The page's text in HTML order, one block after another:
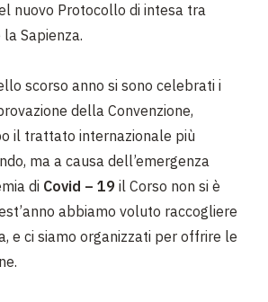
nuovo Protocollo di intesa tra
la Sapienza.
scorso anno si sono celebrati i
della Convenzione,
il trattato internazionale più
ma a causa dell’emergenza
di Covid – 19 il Corso non si è
abbiamo voluto raccogliere
e ci siamo organizzati per offrire le